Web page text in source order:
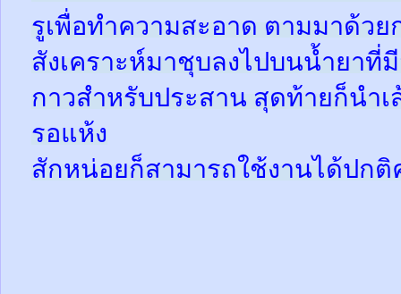
รูเพื่อทำความสะอาด ตามมาด้วย
สังเคราะห์มาชุบลงไปบนน้ำยาที่
กาวสำหรับประสาน สุดท้ายก็นำเ
รอแห้ง
สักหน่อยก็สามารถใช้งานได้ปกติ